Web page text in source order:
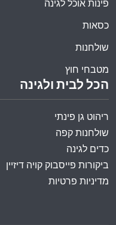
הכל לבית ולגינה
ריהוט גן פינתי
שולחנות קפה
כדים לגינה
ביקורות פייסבוק קויה דיזיין
מדיניות פרטיות
פינות אוכל לגינה
כסאות
שולחנות
מטבחי חוץ